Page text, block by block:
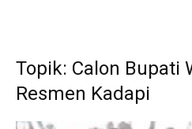
Topik: Calon Bupati
Resmen Kadapi